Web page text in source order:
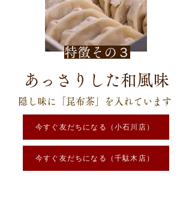
特徴その３
あっさりした和風味
隠し味に「昆布茶」を入れています
今すぐ友だちになる（小石川店）
今すぐ友だちになる（千駄木店）